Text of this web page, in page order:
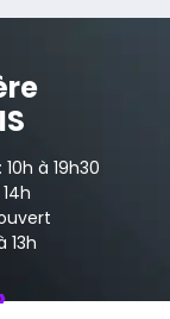
à 19h30
13h